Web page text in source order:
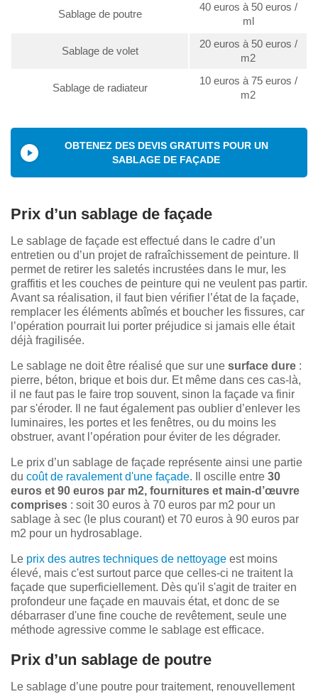
Sablage de poutre
40 euros à 50 euros /
ml
Sablage de volet
20 euros à 50 euros /
m2
Sablage de radiateur
10 euros à 75 euros /
m2
OBTENEZ DES DEVIS GRATUITS POUR UN
SABLAGE DE FAÇADE
Prix d’un sablage de façade
Le sablage de façade est effectué dans le cadre d’un
entretien ou d’un projet de rafraîchissement de peinture. Il
permet de retirer les saletés incrustées dans le mur, les
graffitis et les couches de peinture qui ne veulent pas partir.
Avant sa réalisation, il faut bien vérifier l’état de la façade,
remplacer les éléments abîmés et boucher les fissures, car
l’opération pourrait lui porter préjudice si jamais elle était
déjà fragilisée.
Le sablage ne doit être réalisé que sur une surface dure :
pierre, béton, brique et bois dur. Et même dans ces cas-là,
il ne faut pas le faire trop souvent, sinon la façade va finir
par s'éroder. Il ne faut également pas oublier d’enlever les
luminaires, les portes et les fenêtres, ou du moins les
obstruer, avant l’opération pour éviter de les dégrader.
Le prix d’un sablage de façade représente ainsi une partie
du coût de ravalement d'une façade. Il oscille entre 30
euros et 90 euros par m2, fournitures et main-d’œuvre
comprises : soit 30 euros à 70 euros par m2 pour un
sablage à sec (le plus courant) et 70 euros à 90 euros par
m2 pour un hydrosablage.
Le prix des autres techniques de nettoyage est moins
élevé, mais c'est surtout parce que celles-ci ne traitent la
façade que superficiellement. Dès qu'il s'agit de traiter en
profondeur une façade en mauvais état, et donc de se
débarraser d'une fine couche de revêtement, seule une
méthode agressive comme le sablage est efficace.
Prix d’un sablage de poutre
Le sablage d’une poutre pour traitement, renouvellement